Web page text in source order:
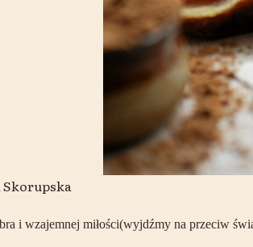
i wzajemnej miłości(wyjdźmy na przeciw